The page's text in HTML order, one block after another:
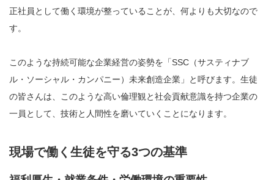
正社員として働く環境が整っていることが、何よりも大切なので
す。
このような持続可能な企業経営の姿勢を「SSC（サスティナブ
ル・ソーシャル・カンパニー）未来創造企業」と呼びます。生徒
の皆さんは、このような高い倫理観と社会貢献意識を持つ企業の
一員として、技術と人間性を磨いていくことになります。
現場で働く生徒を守る3つの基準